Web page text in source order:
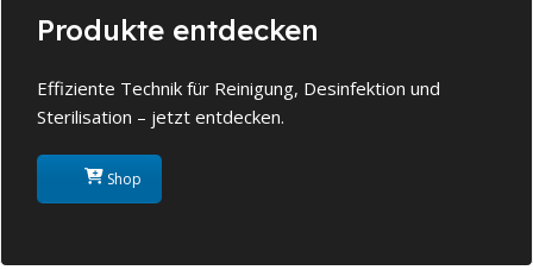
Produkte entdecken
Effiziente Technik für Reinigung, Desinfektion und
Sterilisation – jetzt entdecken.
Shop